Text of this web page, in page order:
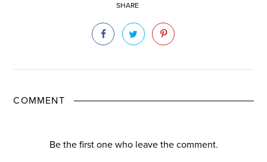
SHARE
COMMENT
Be the first one who leave the comment.